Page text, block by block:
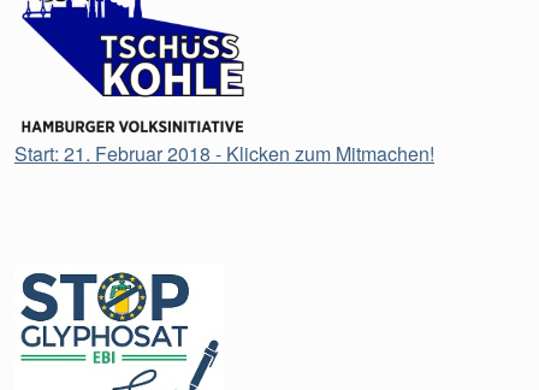
Start: 21. Februar 2018 - Klicken zum Mitmachen!